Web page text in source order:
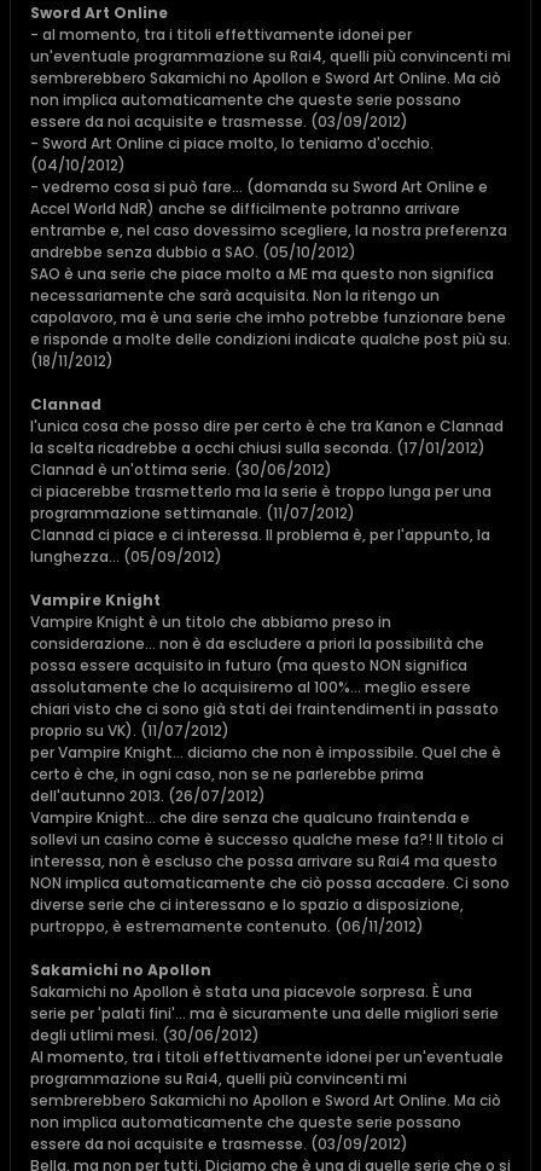
Sword Art Online
- al momento, tra i titoli effettivamente idonei per
un'eventuale programmazione su Rai4, quelli più convincenti mi
sembrerebbero Sakamichi no Apollon e Sword Art Online. Ma ciò
non implica automaticamente che queste serie possano
essere da noi acquisite e trasmesse. (03/09/2012)
- Sword Art Online ci piace molto, lo teniamo d'occhio.
(04/10/2012)
- vedremo cosa si può fare... (domanda su Sword Art Online e
Accel World NdR) anche se difficilmente potranno arrivare
entrambe e, nel caso dovessimo scegliere, la nostra preferenza
andrebbe senza dubbio a SAO. (05/10/2012)
SAO è una serie che piace molto a ME ma questo non significa
necessariamente che sarà acquisita. Non la ritengo un
capolavoro, ma è una serie che imho potrebbe funzionare bene
e risponde a molte delle condizioni indicate qualche post più su.
(18/11/2012)
Clannad
l'unica cosa che posso dire per certo è che tra Kanon e Clannad
la scelta ricadrebbe a occhi chiusi sulla seconda. (17/01/2012)
Clannad è un'ottima serie. (30/06/2012)
ci piacerebbe trasmetterlo ma la serie è troppo lunga per una
programmazione settimanale. (11/07/2012)
Clannad ci piace e ci interessa. Il problema è, per l'appunto, la
lunghezza... (05/09/2012)
Vampire Knight
Vampire Knight è un titolo che abbiamo preso in
considerazione... non è da escludere a priori la possibilità che
possa essere acquisito in futuro (ma questo NON significa
assolutamente che lo acquisiremo al 100%... meglio essere
chiari visto che ci sono già stati dei fraintendimenti in passato
proprio su VK). (11/07/2012)
per Vampire Knight... diciamo che non è impossibile. Quel che è
certo è che, in ogni caso, non se ne parlerebbe prima
dell'autunno 2013. (26/07/2012)
Vampire Knight... che dire senza che qualcuno fraintenda e
sollevi un casino come è successo qualche mese fa?! Il titolo ci
interessa, non è escluso che possa arrivare su Rai4 ma questo
NON implica automaticamente che ciò possa accadere. Ci sono
diverse serie che ci interessano e lo spazio a disposizione,
purtroppo, è estremamente contenuto. (06/11/2012)
Sakamichi no Apollon
Sakamichi no Apollon è stata una piacevole sorpresa. È una
serie per 'palati fini'... ma è sicuramente una delle migliori serie
degli utlimi mesi. (30/06/2012)
Al momento, tra i titoli effettivamente idonei per un'eventuale
programmazione su Rai4, quelli più convincenti mi
sembrerebbero Sakamichi no Apollon e Sword Art Online. Ma ciò
non implica automaticamente che queste serie possano
essere da noi acquisite e trasmesse. (03/09/2012)
Bella, ma non per tutti. Diciamo che è una di quelle serie che o si